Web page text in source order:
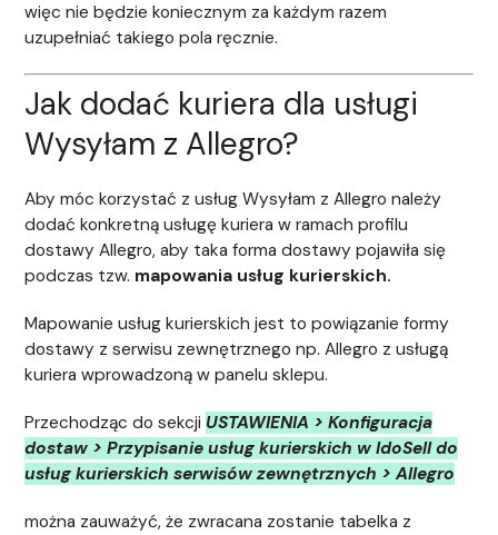
więc nie będzie koniecznym za każdym razem
uzupełniać takiego pola ręcznie.
Jak dodać kuriera dla usługi
Wysyłam z Allegro?
Aby móc korzystać z usług Wysyłam z Allegro należy
dodać konkretną usługę kuriera w ramach profilu
dostawy Allegro, aby taka forma dostawy pojawiła się
podczas tzw. mapowania usług kurierskich.
Mapowanie usług kurierskich jest to powiązanie formy
dostawy z serwisu zewnętrznego np. Allegro z usługą
kuriera wprowadzoną w panelu sklepu.
Przechodząc do sekcji USTAWIENIA > Konfiguracja
dostaw > Przypisanie usług kurierskich w IdoSell do
usług kurierskich serwisów zewnętrznych > Allegro
można zauważyć, że zwracana zostanie tabelka z